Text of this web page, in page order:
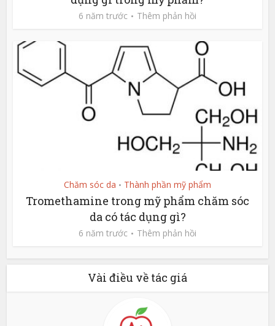
6 năm trước Thêm phản hồi
Chăm sóc da • Thành phần mỹ phẩm
Tromethamine trong mỹ phẩm chăm sóc
da có tác dụng gì?
6 năm trước Thêm phản hồi
Vài điều về tác giá